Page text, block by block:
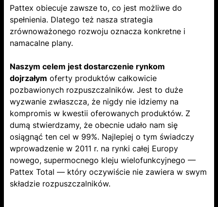
Pattex obiecuje zawsze to, co jest możliwe do
spełnienia. Dlatego też nasza strategia
zrównoważonego rozwoju oznacza konkretne i
namacalne plany.
Naszym celem jest dostarczenie rynkom
dojrzałym oferty produktów całkowicie
pozbawionych rozpuszczalników. Jest to duże
wyzwanie zwłaszcza, że nigdy nie idziemy na
kompromis w kwestii oferowanych produktów. Z
dumą stwierdzamy, że obecnie udało nam się
osiągnąć ten cel w 99%. Najlepiej o tym świadczy
wprowadzenie w 2011 r. na rynki całej Europy
nowego, supermocnego kleju wielofunkcyjnego —
Pattex Total — który oczywiście nie zawiera w swym
składzie rozpuszczalników.